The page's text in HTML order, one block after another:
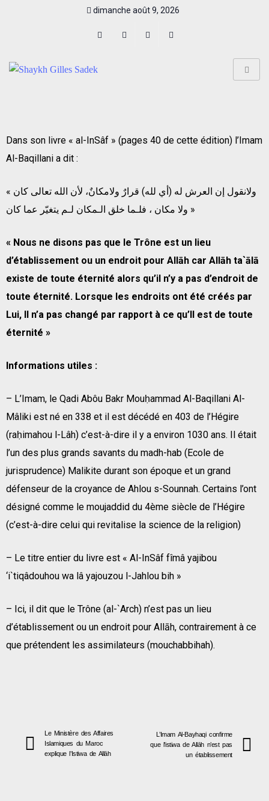
dimanche août 9, 2026
Dans son livre « al-InSâf » (pages 40 de cette édition) l’Imam
Al-Baqillani a dit :
« ولانقول إن العرش له (أي لله) قرارٌ ولامكانٌ، لأن الله تعالى كان
ولا مكان ، فلـما خلق الـمكان لـم يتغيّر عما كان »
« Nous ne disons pas que le Trône est un lieu
d’établissement ou un endroit pour Allāh car Allāh ta`ālā
existe de toute éternité alors qu’il n’y a pas d’endroit de
toute éternité. Lorsque les endroits ont été créés par
Lui, Il n’a pas changé par rapport à ce qu’Il est de toute
éternité »
Informations utiles :
– L’Imam, le Qadi Abôu Bakr Mouḥammad Al-Baqillani Al-
Mâliki est né en 338 et il est décédé en 403 de l’Hégire
(raḥimahou l-Lâh) c’est-à-dire il y a environ 1030 ans. Il était
l’un des plus grands savants du madh-hab (Ecole de
jurisprudence) Malikite durant son époque et un grand
défenseur de la croyance de Ahlou s-Sounnah. Certains l’ont
désigné comme le moujaddid du 4ème siècle de l’Hégire
(c’est-à-dire celui qui revitalise la science de la religion)
– Le titre entier du livre est « Al-InSâf fîmâ yajibou
‘i`tiqâdouhou wa lâ yajouzou l-Jahlou bih »
– Ici, il dit que le Trône (al-`Arch) n’est pas un lieu
d’établissement ou un endroit pour Allāh, contrairement à ce
que prétendent les assimilateurs (mouchabbihah).
Le Ministère des Affaires
Islamiques du Maroc
explique l’Istiwa de Allāh
L’Imam Al-Bayhaqi confirme
que l’istiwa de Allāh n’est pas
un établissement